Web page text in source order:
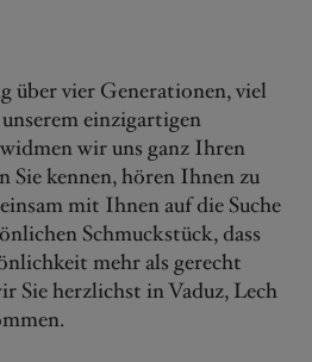
über vier Generationen, viel
einzigartigen
wir uns ganz Ihren
Sie kennen, hören Ihnen zu
mit Ihnen auf die Suche
Schmuckstück, dass
mehr als gerecht
Sie herzlichst in Vaduz, Lech